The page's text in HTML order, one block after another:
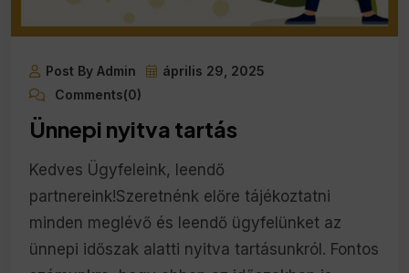
Post By Admin
április 29, 2025
Comments(0)
Ünnepi nyitva tartás
Kedves Ügyfeleink, leendő
partnereink!Szeretnénk előre tájékoztatni
minden meglévő és leendő ügyfelünket az
ünnepi időszak alatti nyitva tartásunkról. Fontos